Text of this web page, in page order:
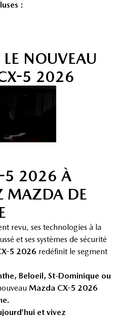
:
NOUVEAU
5 2026
5 2026 À
MAZDA DE
revu, ses technologies à la
et ses systèmes de sécurité
5 2026 redéfinit le segment
Beloeil, St-Dominique ou
Mazda CX-5 2026
et vivez